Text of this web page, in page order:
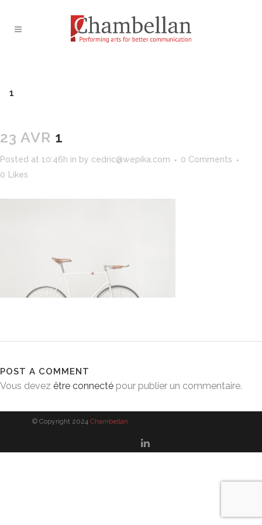
1
23 AVR 1
Posted at 10:46h in by cedric@wepika.com
0 Comments
0
Likes
POST A COMMENT
Vous devez être connecté pour publier un commentaire.
© Copyright 2024 Chambellan